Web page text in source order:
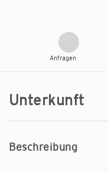
Anfragen
Unterkunft
Beschreibung